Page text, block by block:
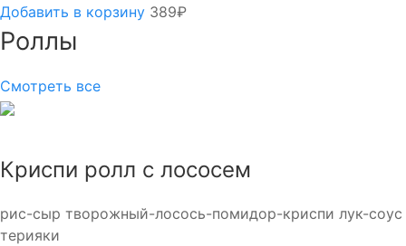
Добавить в корзину 389₽
Роллы
Смотреть все
Криспи ролл с лососем
рис-сыр творожный-лосось-помидор-криспи лук-соус
терияки